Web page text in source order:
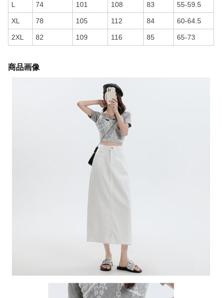
L 74 101 108 83 55-59.5
XL 78 105 112 84 60-64.5
2XL 82 109 116 85 65-73
商品画像